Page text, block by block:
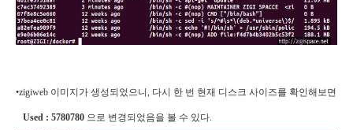
•zigiweb 이미지가 생성되었으니, 다시 한 번 현재 디스크 사이즈를 확인해보면
Used : 5780780 으로 변경되었음을 볼 수 있다.